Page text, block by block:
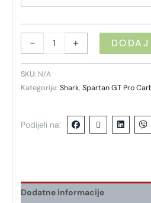
- +
SKU: N/A
Kategorije: Shark, Spartan GT Pro
Podijeli na:
Dodatne informacije